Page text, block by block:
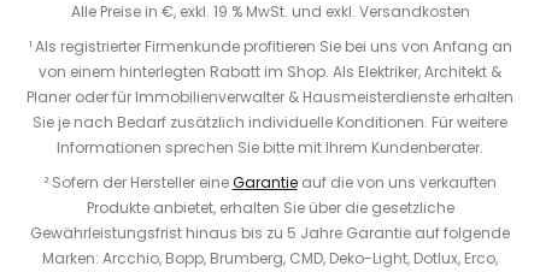
Alle Preise in €, exkl. 19 % MwSt. und exkl. Versandkosten
¹ Als registrierter Firmenkunde profitieren Sie bei uns von Anfang an
von einem hinterlegten Rabatt im Shop. Als Elektriker, Architekt &
Planer oder für Immobilienverwalter & Hausmeisterdienste erhalten
Sie je nach Bedarf zusätzlich individuelle Konditionen. Für weitere
Informationen sprechen Sie bitte mit Ihrem Kundenberater.
² Sofern der Hersteller eineGarantieauf die von uns verkauften
Produkte anbietet, erhalten Sie über die gesetzliche
Gewährleistungsfrist hinaus bis zu 5 Jahre Garantie auf folgende
Marken: Arcchio, Bopp, Brumberg, CMD, Deko-Light, Dotlux, Erco,